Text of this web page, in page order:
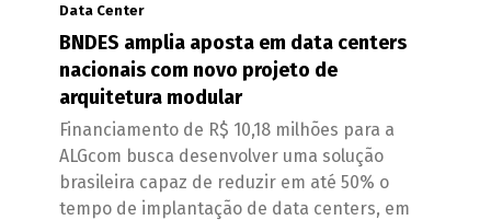
Data Center
BNDES amplia aposta em data centers
nacionais com novo projeto de
arquitetura modular
Financiamento de R$ 10,18 milhões para a
ALGcom busca desenvolver uma solução
brasileira capaz de reduzir em até 50% o
tempo de implantação de data centers, em